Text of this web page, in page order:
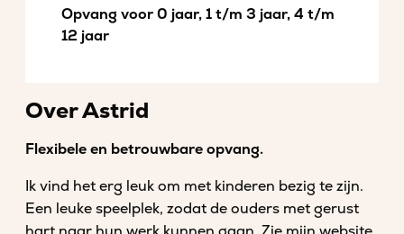
Opvang voor 0 jaar, 1 t/m 3 jaar, 4 t/m
12 jaar
Over Astrid
Flexibele en betrouwbare opvang.
Ik vind het erg leuk om met kinderen bezig te zijn.
Een leuke speelplek, zodat de ouders met gerust